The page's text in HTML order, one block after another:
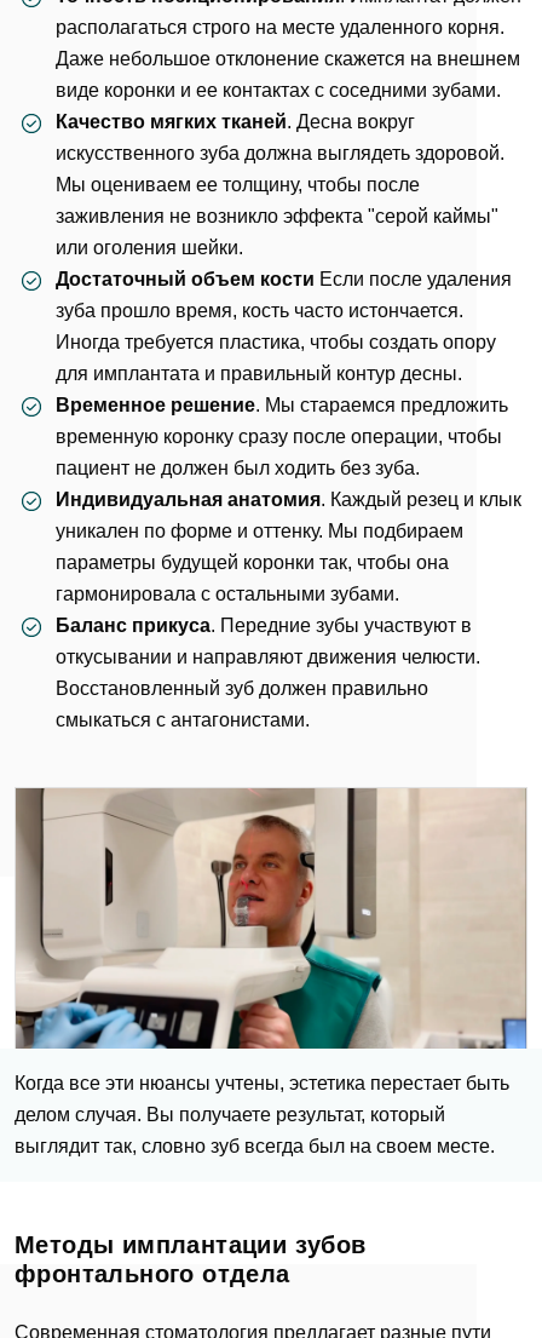
располагаться строго на месте удаленного корня.
Даже небольшое отклонение скажется на внешнем
виде коронки и ее контактах с соседними зубами.
Качество мягких тканей. Десна вокруг
искусственного зуба должна выглядеть здоровой.
Мы оцениваем ее толщину, чтобы после
заживления не возникло эффекта "серой каймы"
или оголения шейки.
Достаточный объем кости Если после удаления
зуба прошло время, кость часто истончается.
Иногда требуется пластика, чтобы создать опору
для имплантата и правильный контур десны.
Временное решение. Мы стараемся предложить
временную коронку сразу после операции, чтобы
пациент не должен был ходить без зуба.
Индивидуальная анатомия. Каждый резец и клык
уникален по форме и оттенку. Мы подбираем
параметры будущей коронки так, чтобы она
гармонировала с остальными зубами.
Баланс прикуса. Передние зубы участвуют в
откусывании и направляют движения челюсти.
Восстановленный зуб должен правильно
смыкаться с антагонистами.
Когда все эти нюансы учтены, эстетика перестает быть
делом случая. Вы получаете результат, который
выглядит так, словно зуб всегда был на своем месте.
Методы имплантации зубов
фронтального отдела
Современная стоматология предлагает разные пути